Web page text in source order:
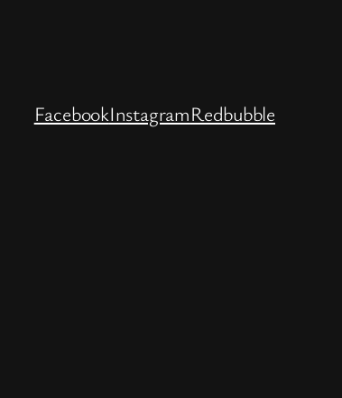
FacebookInstagramRedbubble